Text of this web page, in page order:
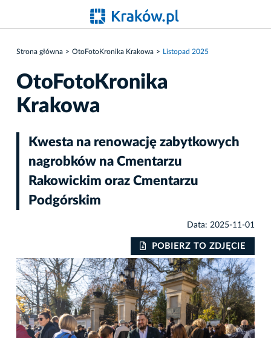
Strona główna OtoFotoKronika Krakowa Listopad 2025
OtoFotoKronika
Krakowa
Kwesta na renowację zabytkowych
nagrobków na Cmentarzu
Rakowickim oraz Cmentarzu
Podgórskim
Data: 2025-11-01
POBIERZ TO ZDJĘCIE